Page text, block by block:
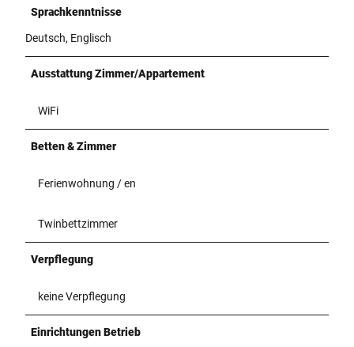
Sprachkenntnisse
Deutsch, Englisch
Ausstattung Zimmer/Appartement
WiFi
Betten & Zimmer
Ferienwohnung / en
Twinbettzimmer
Verpflegung
keine Verpflegung
Einrichtungen Betrieb